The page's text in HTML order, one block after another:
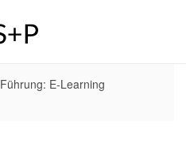
Führung: E-Learning